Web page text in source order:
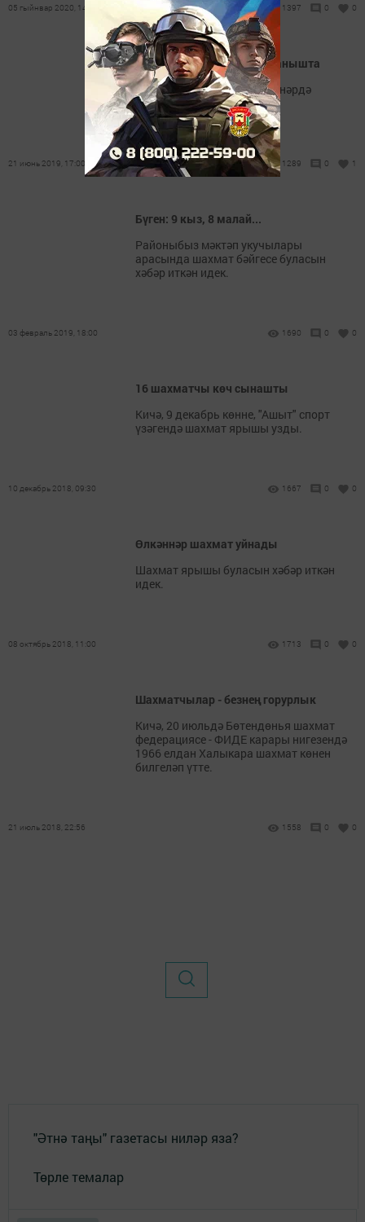
05 гыйнвар 2020, 14:30 1397 0 0
Шахматчыларыбыз - Актанышта
Шахматчыларыбыз бу көннәрдә
Актанышта
21 июнь 2019, 17:00 1289 0 1
Бүген: 9 кыз, 8 малай...
Районыбыз мәктәп укучылары
арасында шахмат бәйгесе буласын
хәбәр иткән идек.
03 февраль 2019, 18:00 1690 0 0
16 шахматчы көч сынашты
Кичә, 9 декабрь көнне, "Ашыт" спорт
үзәгендә шахмат ярышы узды.
10 декабрь 2018, 09:30 1667 0 0
Өлкәннәр шахмат уйнады
Шахмат ярышы буласын хәбәр иткән
идек.
08 октябрь 2018, 11:00 1713 0 0
Шахматчылар - безнең горурлык
Кичә, 20 июльдә Бөтендөнья шахмат
федерациясе - ФИДЕ карары нигезендә
1966 елдан Халыкара шахмат көнен
билгеләп үтте.
21 июль 2018, 22:56 1558 0 0
"Әтнә таңы" газетасы ниләр яза?
Төрле темалар